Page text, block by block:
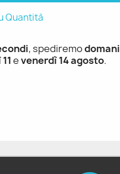
Quantità
, spediremodomani
evenerdì 14 agosto.